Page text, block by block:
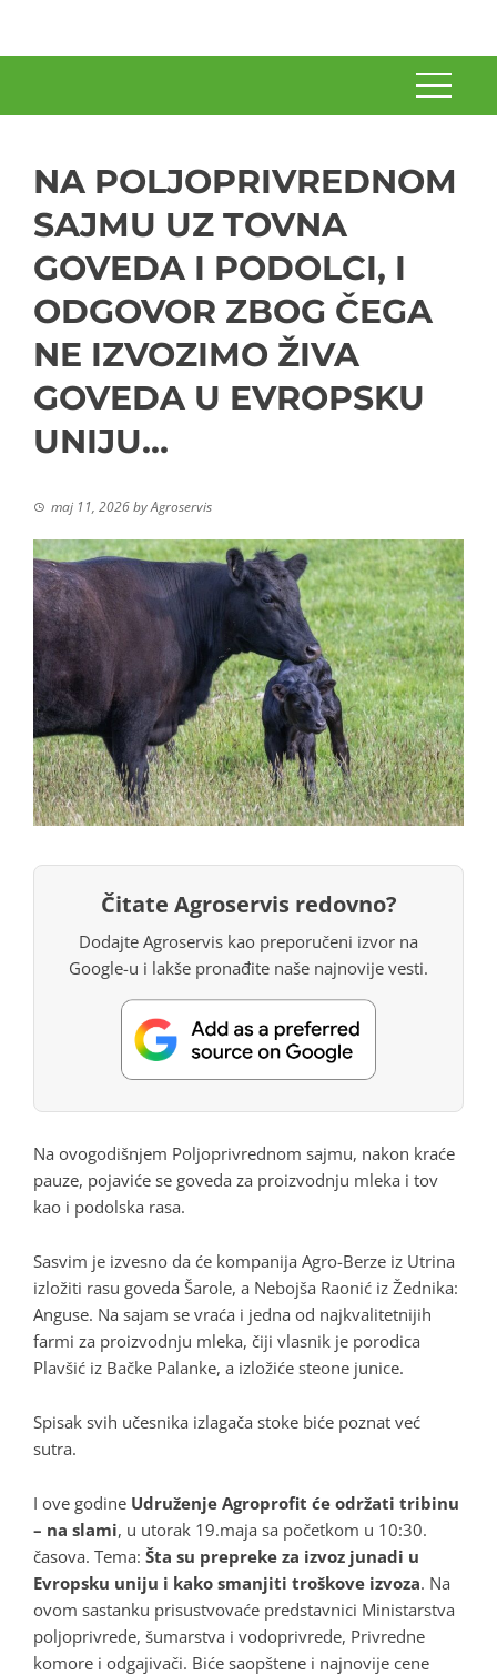
NA POLJOPRIVREDNOM
SAJMU UZ TOVNA
GOVEDA I PODOLCI, I
ODGOVOR ZBOG ČEGA
NE IZVOZIMO ŽIVA
GOVEDA U EVROPSKU
UNIJU…
maj 11, 2026byAgroservis
Čitate Agroservis redovno?
Dodajte Agroservis kao preporučeni izvor na
Google-u i lakše pronađite naše najnovije vesti.
Na ovogodišnjem Poljoprivrednom sajmu, nakon kraće
pauze, pojaviće se goveda za proizvodnju mleka i tov
kao i podolska rasa.
Sasvim je izvesno da će kompanija Agro-Berze iz Utrina
izložiti rasu goveda Šarole, a Nebojša Raonić iz Žednika:
Anguse. Na sajam se vraća i jedna od najkvalitetnijih
farmi za proizvodnju mleka, čiji vlasnik je porodica
Plavšić iz Bačke Palanke, a izložiće steone junice.
Spisak svih učesnika izlagača stoke biće poznat već
sutra.
I ove godine Udruženje Agroprofit će održati tribinu
– na slami, u utorak 19.maja sa početkom u 10:30.
časova. Tema: Šta su prepreke za izvoz junadi u
Evropsku uniju i kako smanjiti troškove izvoza. Na
ovom sastanku prisustvovaće predstavnici Ministarstva
poljoprivrede, šumarstva i vodoprivrede, Privredne
komore i odgajivači. Biće saopštene i najnovije cene